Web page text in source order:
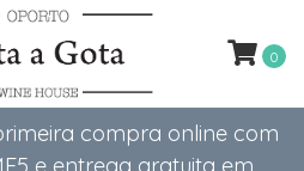
compra online com
0